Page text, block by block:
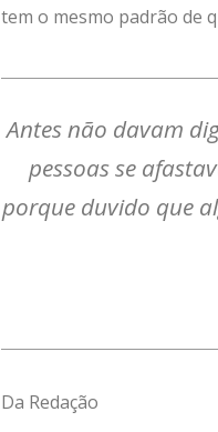
tem o mesmo padrão de
Antes não davam
pessoas se
porque duvido que
Da Redação